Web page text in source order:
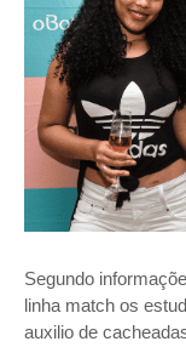
Segundo
linha match os
auxilio de